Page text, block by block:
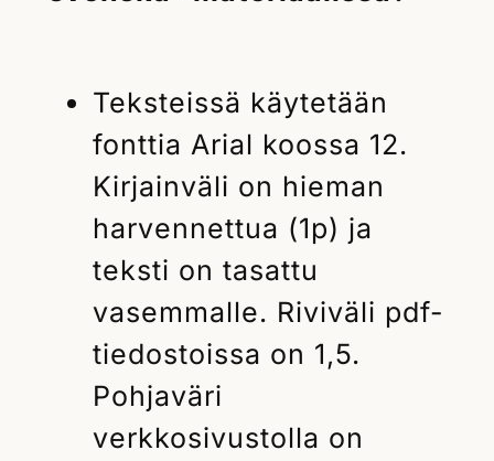
Teksteissä käytetään
fonttia Arial koossa 12.
Kirjainväli on hieman
harvennettua (1p) ja
teksti on tasattu
vasemmalle. Riviväli pdf-
tiedostoissa on 1,5.
Pohjaväri
verkkosivustolla on